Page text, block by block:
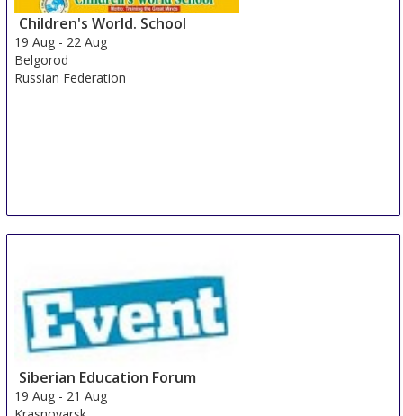
Children's World. School
19 Aug - 22 Aug
Belgorod
Russian Federation
Siberian Education Forum
19 Aug - 21 Aug